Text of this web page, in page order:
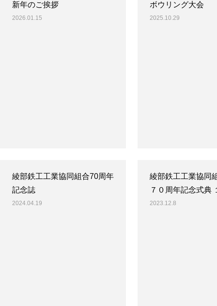
新年のご挨拶
2026.01.15
ボウリング大会
2025.10.29
綾部鉄工工業協同組合70周年
記念誌
2024.04.19
綾部鉄工工業協同
７０周年記念式典
2023.12.8